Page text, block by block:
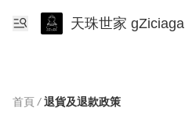
天珠世家 gZiciaga
首頁 / 退貨及退款政策